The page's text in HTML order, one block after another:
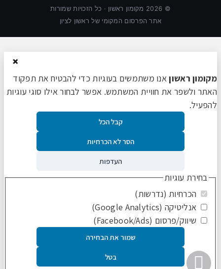
©
2026 מקומון ראשון · כל הזכויות שמורות
אתר הפרסום המקומי של ראשון לציון
×
מקומון ראשוןאנו משתמשים בעוגיות כדי להבטיח את תפקוד
האתר ולשפר את חוויית המשתמש. אפשר לבחור אילו סוגי עוגיות
להפעיל.
קבל הכל
הסר לא הכרחיות
העדפות
בחירת עוגיות
הכרחיות (נדרשות)
אנליטיקה (Google Analytics)
שיווק/פרסום (Facebook/Ads)
שמור את הבחירה
בטל גלילה